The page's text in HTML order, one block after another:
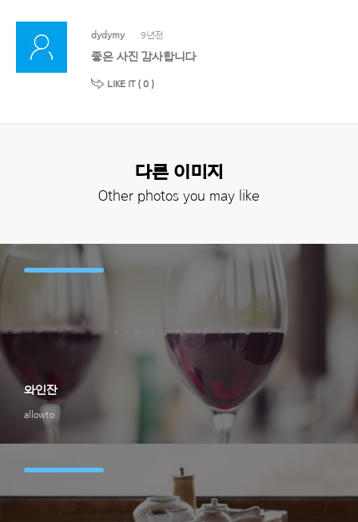
dydymy 9년전
좋은 사진 감사합니다
LIKE IT ( 0 )
다른 이미지
Other photos you may like
allowto
와인잔